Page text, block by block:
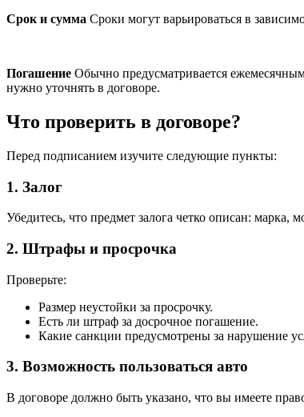
Срок и сумма Сроки могут варьироваться в
Погашение Обычно предусматривается
нужно уточнять в договоре.
Что проверить в договоре?
Перед подписанием изучите следующие пункты:
1. Залог
Убедитесь, что предмет залога четко описан:
2. Штрафы и просрочка
Проверьте:
Размер неустойки за просрочку.
Есть ли штраф за досрочное погашение.
Какие санкции предусмотрены за нарушение
3. Возможность пользоваться авто
В договоре должно быть указано, что вы имеете